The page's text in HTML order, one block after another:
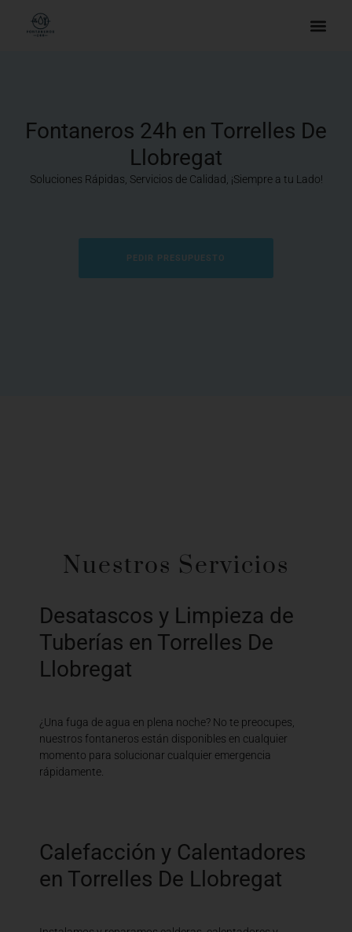
Fontaneros 24h en Torrelles De
Llobregat
Soluciones Rápidas, Servicios de Calidad, ¡Siempre a tu Lado!
PEDIR PRESUPUESTO
Nuestros Servicios
Desatascos y Limpieza de
Tuberías en Torrelles De
Llobregat
¿Una fuga de agua en plena noche? No te preocupes,
nuestros fontaneros están disponibles en cualquier
momento para solucionar cualquier emergencia
rápidamente.
Calefacción y Calentadores
en Torrelles De Llobregat